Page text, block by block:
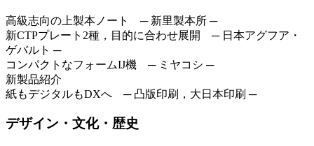
高級志向の上製本ノート ─ 新里製本所 ─
新CTPプレート2種，目的に合わせ展開 ─ 日本アグフア・
ゲバルト ─
コンパクトなフォームIJ機 ─ ミヤコシ ─
新製品紹介
紙もデジタルもDXへ ─ 凸版印刷，大日本印刷 ─
デザイン・文化・歴史